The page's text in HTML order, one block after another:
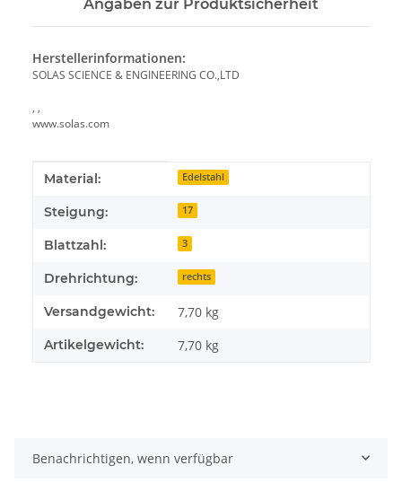
Angaben zur Produktsicherheit
Herstellerinformationen:
SOLAS SCIENCE & ENGINEERING CO.,LTD
, ,
www.solas.com
Produkteigenschaft
Wert
Material: Edelstahl
Steigung: 17
Blattzahl: 3
Drehrichtung: rechts
Versandgewicht: 7,70 kg
Artikelgewicht: 7,70 kg
Benachrichtigen, wenn verfügbar